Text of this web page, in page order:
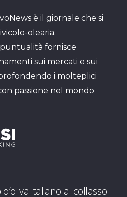
è il giornale che si
olearia.
fornisce
sui mercati e sui
i molteplici
passione nel mondo
d’oliva italiano al collasso